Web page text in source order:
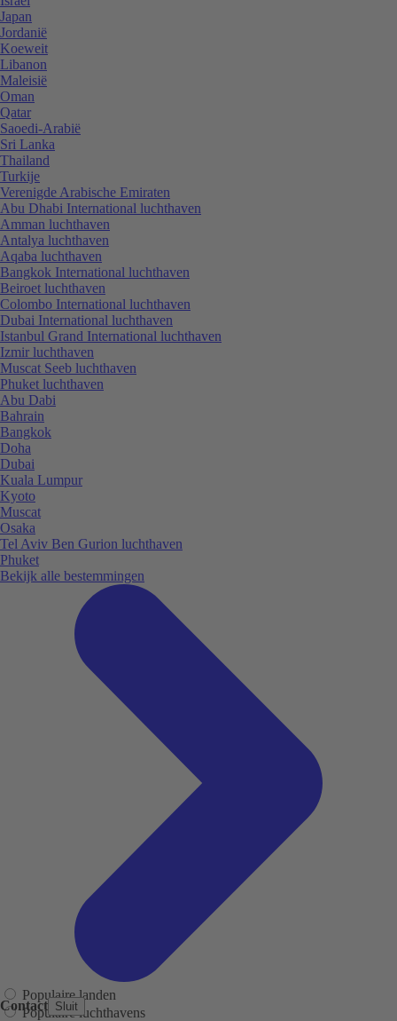
Contact Sluit
Japan
Jordanië
Koeweit
Libanon
Maleisië
Oman
Qatar
Saoedi-Arabië
Sri Lanka
Thailand
Turkije
Verenigde Arabische Emiraten
Abu Dhabi International luchthaven
Amman luchthaven
Antalya luchthaven
Aqaba luchthaven
Bangkok International luchthaven
Beiroet luchthaven
Colombo International luchthaven
Dubai International luchthaven
Istanbul Grand International luchthaven
Izmir luchthaven
Muscat Seeb luchthaven
Phuket luchthaven
Abu Dabi
Bahrain
Bangkok
Doha
Dubai
Kuala Lumpur
Kyoto
Muscat
Osaka
Tel Aviv Ben Gurion luchthaven
Phuket
Bekijk alle bestemmingen
Populaire landen
Populaire luchthavens